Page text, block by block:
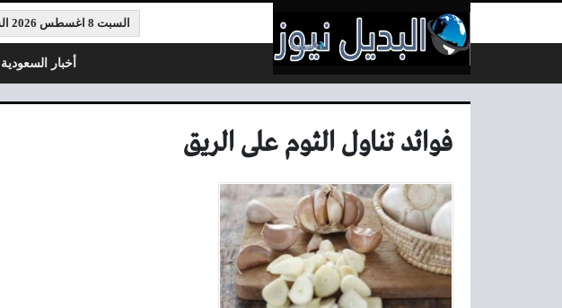
التخطي إلى المحتوى
السبت 8 اغسطس 2026 الساعة 03:36 ص
أخبار السعودية
فوائد تناول الثوم على الريق